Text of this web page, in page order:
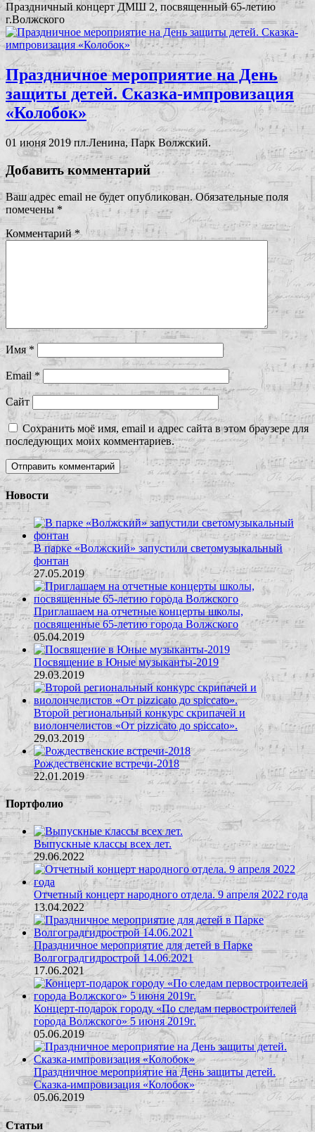
Праздничный концерт ДМШ 2, посвященный 65-летию
г.Волжского
Праздничное мероприятие на День
защиты детей. Сказка-импровизация
«Колобок»
01 июня 2019 пл.Ленина, Парк Волжский.
Добавить комментарий
Ваш адрес email не будет опубликован. Обязательные поля
помечены *
Комментарий*
Имя*
Email*
Сайт
Сохранить моё имя, email и адрес сайта в этом браузере для
последующих моих комментариев.
Новости
В парке «Волжский» запустили светомузыкальный
фонтан
27.05.2019
Приглашаем на отчетные концерты школы,
посвященные 65-летию города Волжского
05.04.2019
Посвящение в Юные музыканты-2019
29.03.2019
Второй региональный конкурс cкрипачей и
виолончелистов «От pizzicato до spiccato».
29.03.2019
Рождественские встречи-2018
22.01.2019
Портфолио
Выпускные классы всех лет.
29.06.2022
Отчетный концерт народного отдела. 9 апреля 2022 года
13.04.2022
Праздничное мероприятие для детей в Парке
Волгоградгидрострой 14.06.2021
17.06.2021
Концерт-подарок городу «По следам первостроителей
города Волжского» 5 июня 2019г.
05.06.2019
Праздничное мероприятие на День защиты детей.
Сказка-импровизация «Колобок»
05.06.2019
Статьи